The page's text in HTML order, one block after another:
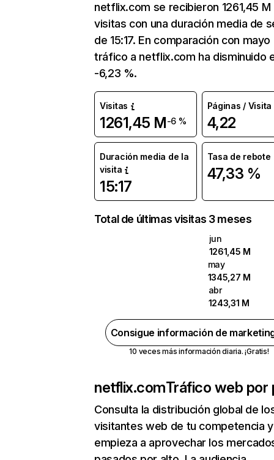
netflix.com se recibieron 1261,45 M
visitas con una duración media de
de 15:17. En comparación con mayo
tráfico a netflix.com ha disminuido
-6,23 %.
Visitas
1261,45 M-6 %
Páginas / Visita
4,22
Duración media de la
visita
15:17
Tasa de rebote
47,33 %
Total de últimas visitas 3 meses
jun
1261,45 M
may
1345,27 M
abr
1243,31 M
Consigue información de
10 veces más información diaria. ¡Gratis!
netflix.comTráfico web por
Consulta la distribución global de
visitantes web de tu competencia y
empieza a aprovechar los